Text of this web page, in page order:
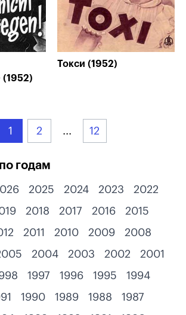
(1952)
Токси (1952)
1 2 ... 12
годам
2025 2024 2023
2022
2018 2017 2016
2015
2011 2010 2009
2008
2004 2003 2002
2001
1997 1996 1995
1994
1990 1989 1988
1987